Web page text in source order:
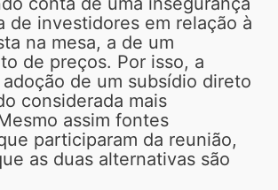
de investidores em relação à
na mesa, a de um
de preços. Por isso, a
de um subsídio direto
considerada mais
assim fontes
participaram da reunião,
as duas alternativas são